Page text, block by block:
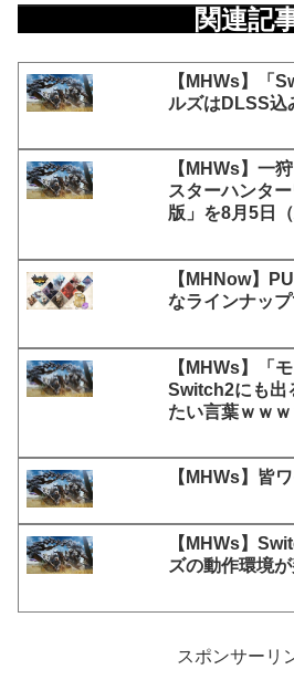
関連記
【MHWs】「
ルズはDLSS込
【MHWs】一
スターハンタ
版」を8月5日
【MHNow】
なラインナッ
【MHWs】「
Switch2にも出
たい言葉ｗｗ
【MHWs】皆
【MHWs】
ズの動作環境が
スポンサーリ